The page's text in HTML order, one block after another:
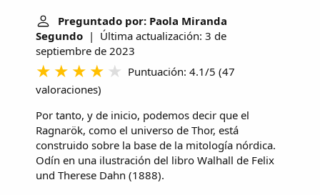
Preguntado por: Paola Miranda
Segundo | Última actualización: 3 de
septiembre de 2023
Puntuación: 4.1/5 (47
valoraciones)
Por tanto, y de inicio, podemos decir que el
Ragnarök, como el universo de Thor, está
construido sobre la base de la mitología nórdica.
Odín en una ilustración del libro Walhall de Felix
und Therese Dahn (1888).